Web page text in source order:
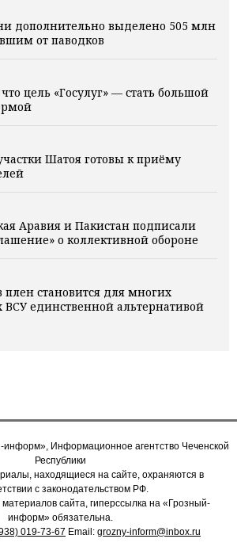
дополнительно выделено 505 млн
от паводков
цель «Госулуг» — стать большой
Шатоя готовы к приёму
Аравия и Пакистан подписали
о коллективной обороне
плен становится для многих
единственной альтернативой
Информационное агентство Чеченской
Республики
находящиеся на сайте, охраняются в
с законодательством РФ.
сайта, гиперссылка на «Грозный-
информ» обязательна.
019-73-67 Email: grozny-inform@inbox.ru